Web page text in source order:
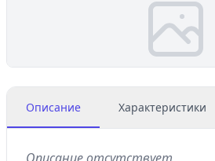
Описание Характеристики